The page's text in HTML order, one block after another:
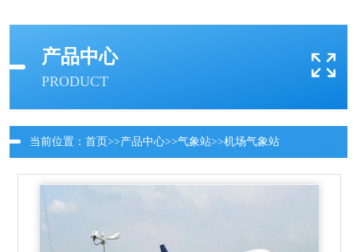
产品中心
PRODUCT
当前位置： 首页>>产品中心>>气象站>>机场气象站